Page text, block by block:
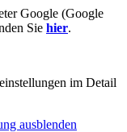
Google (Google
Sie hier.
im Detail
ausblenden